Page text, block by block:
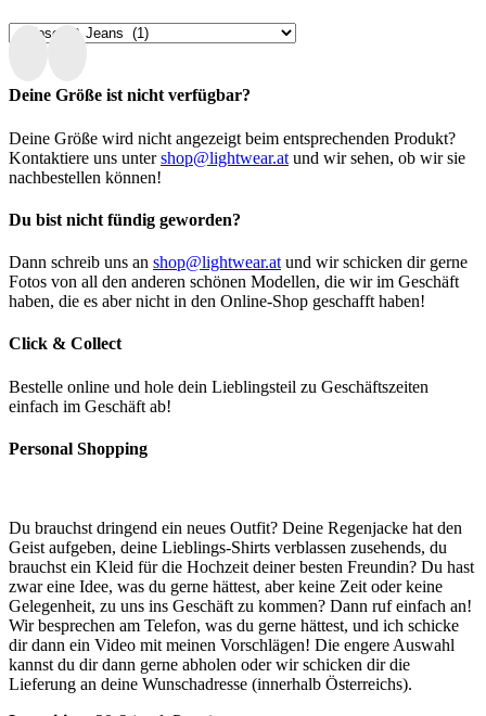
Deine Größe ist nicht verfügbar?
Deine Größe wird nicht angezeigt beim entsprechenden Produkt?
Kontaktiere uns untershop@lightwear.at und wir sehen, ob wir sie
nachbestellen können!
Du bist nicht fündig geworden?
Dann schreib uns an shop@lightwear.at und wir schicken dir gerne
Fotos von all den anderen schönen Modellen, die wir im Geschäft
haben, die es aber nicht in den Online-Shop geschafft haben!
Click & Collect
Bestelle online und hole dein Lieblingsteil zu Geschäftszeiten
einfach im Geschäft ab!
Personal Shopping
Du brauchst dringend ein neues Outfit? Deine Regenjacke hat den
Geist aufgeben, deine Lieblings-Shirts verblassen zusehends, du
brauchst ein Kleid für die Hochzeit deiner besten Freundin? Du hast
zwar eine Idee, was du gerne hättest, aber keine Zeit oder keine
Gelegenheit, zu uns ins Geschäft zu kommen? Dann ruf einfach an!
Wir besprechen am Telefon, was du gerne hättest, und ich schicke
dir dann ein Video mit meinen Vorschlägen! Die engere Auswahl
kannst du dir dann gerne abholen oder wir schicken dir die
Lieferung an deine Wunschadresse (innerhalb Österreichs).